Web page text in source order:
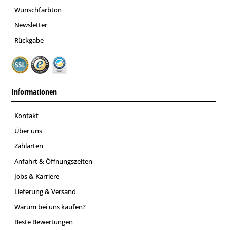
Wunschfarbton
Newsletter
Rückgabe
Informationen
Kontakt
Über uns
Zahlarten
Anfahrt & Öffnungszeiten
Jobs & Karriere
Lieferung & Versand
Warum bei uns kaufen?
Beste Bewertungen